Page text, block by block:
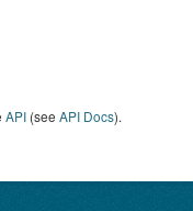
API (see API Docs).